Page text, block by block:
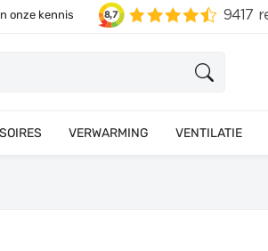
onze kennis
VERWARMING VENTILATIE